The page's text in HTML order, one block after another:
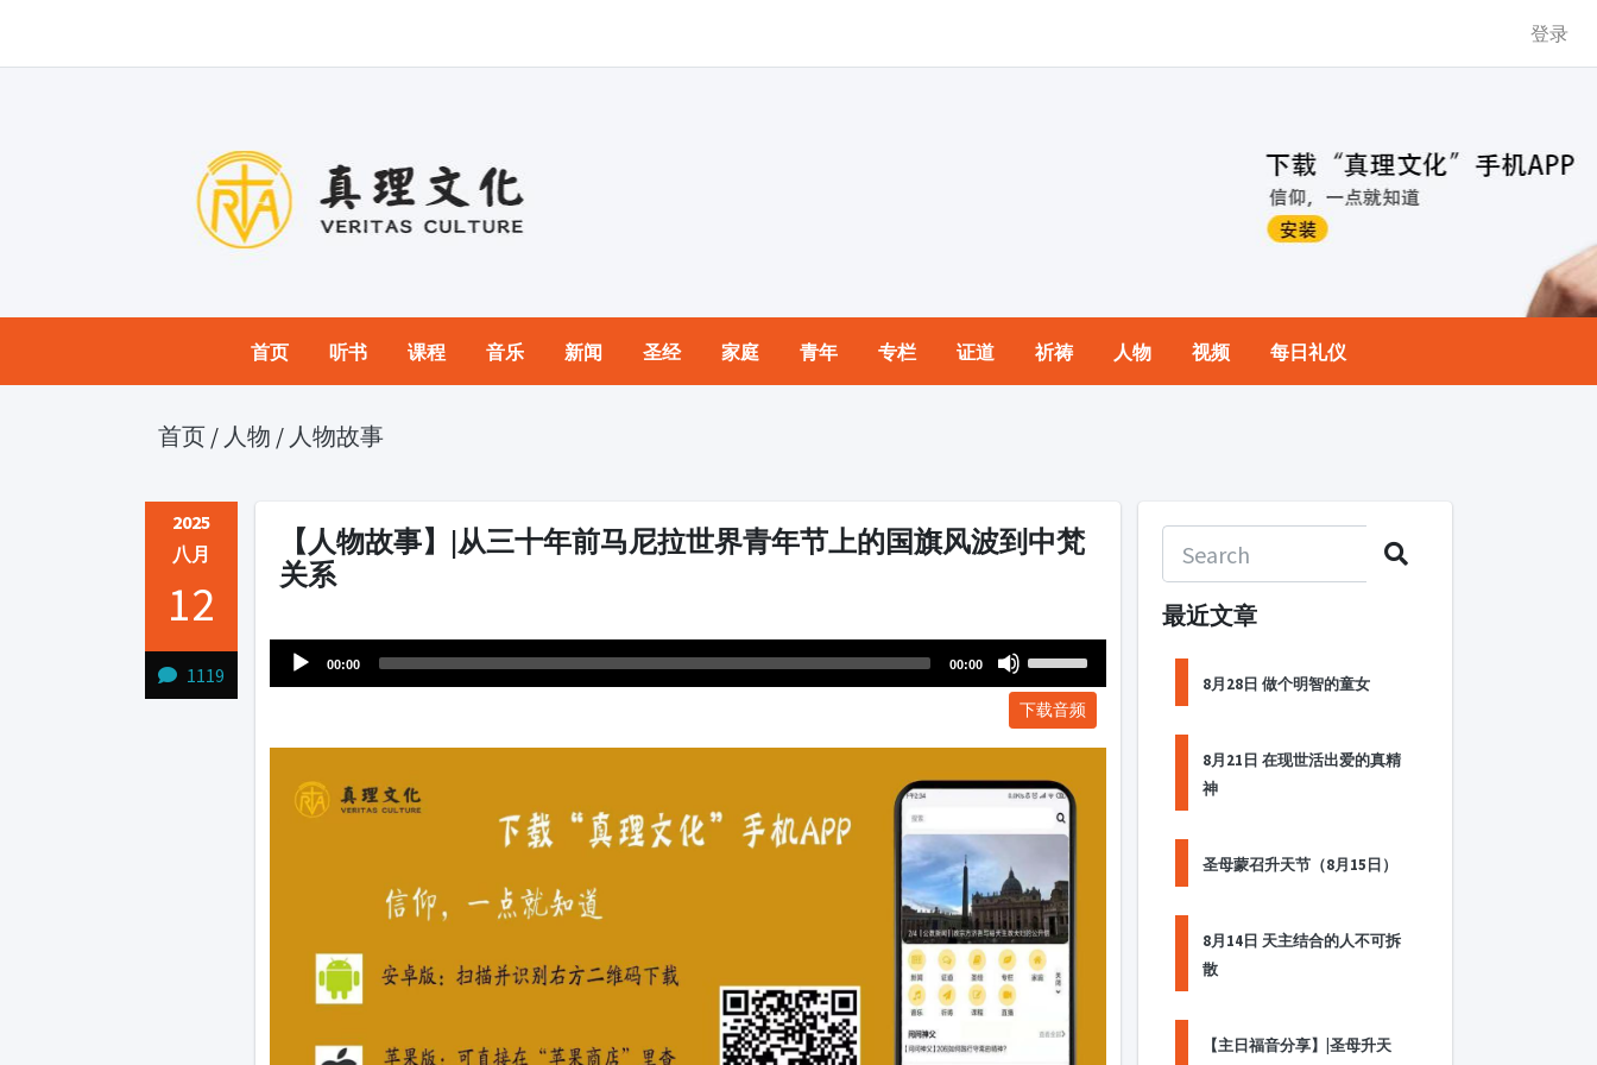
登录
首页 听书 课程 音乐 新闻 圣经 家庭 青年 专栏 证道 祈祷 人物 视频 每日礼仪
首页 / 人物 / 人物故事
2025
八月
12
1119
【人物故事】|从三十年前马尼拉世界青年节上的国旗风波到中梵
关系
Player
00:00 00:00
Arrow
increase
volume.
下载音频
最近文章
8月28日 做个明智的童女
8月21日 在现世活出爱的真精
神
圣母蒙召升天节（8月15日）
8月14日 天主结合的人不可拆
散
【主日福音分享】|圣母升天